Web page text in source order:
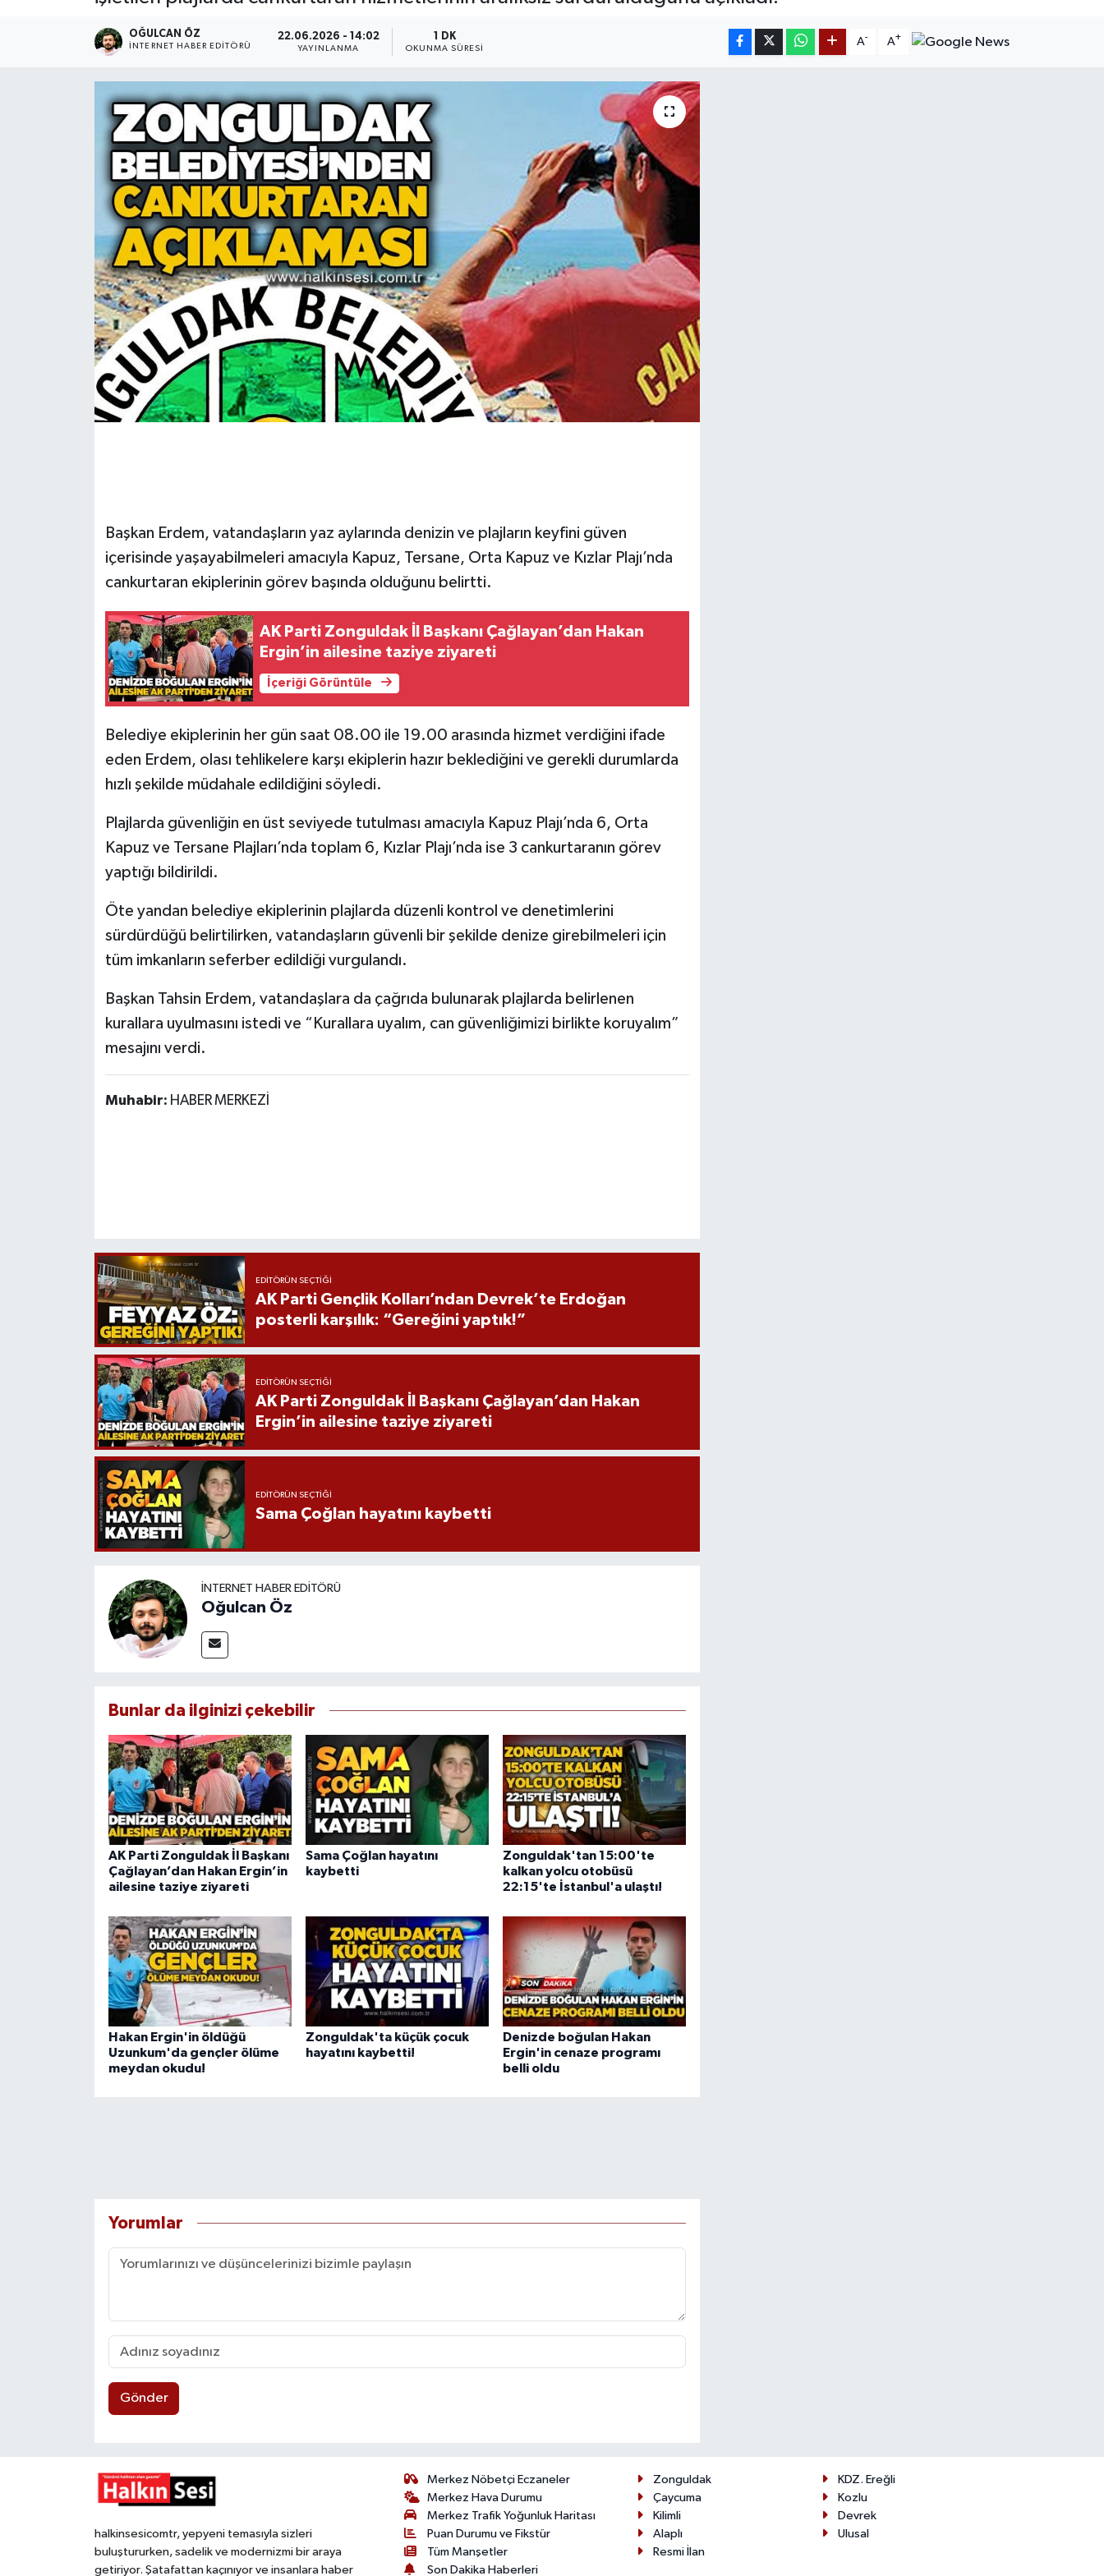
OĞULCAN ÖZ
İNTERNET HABER EDITÖRÜ
22.06.2026 - 14:02
YAYINLANMA
1 DK
OKUNMA SÜRESI
A- A+
Başkan Erdem, vatandaşların yaz aylarında denizin ve plajların keyfini güven
içerisinde yaşayabilmeleri amacıyla Kapuz, Tersane, Orta Kapuz ve Kızlar Plajı’nda
cankurtaran ekiplerinin görev başında olduğunu belirtti.
AK Parti Zonguldak İl Başkanı Çağlayan’dan Hakan
Ergin’in ailesine taziye ziyareti
İçeriği Görüntüle
Belediye ekiplerinin her gün saat 08.00 ile 19.00 arasında hizmet verdiğini ifade
eden Erdem, olası tehlikelere karşı ekiplerin hazır beklediğini ve gerekli durumlarda
hızlı şekilde müdahale edildiğini söyledi.
Plajlarda güvenliğin en üst seviyede tutulması amacıyla Kapuz Plajı’nda 6, Orta
Kapuz ve Tersane Plajları’nda toplam 6, Kızlar Plajı’nda ise 3 cankurtaranın görev
yaptığı bildirildi.
Öte yandan belediye ekiplerinin plajlarda düzenli kontrol ve denetimlerini
sürdürdüğü belirtilirken, vatandaşların güvenli bir şekilde denize girebilmeleri için
tüm imkanların seferber edildiği vurgulandı.
Başkan Tahsin Erdem, vatandaşlara da çağrıda bulunarak plajlarda belirlenen
kurallara uyulmasını istedi ve “Kurallara uyalım, can güvenliğimizi birlikte koruyalım”
mesajını verdi.
Muhabir: HABER MERKEZİ
EDITÖRÜN SEÇTIĞI
AK Parti Gençlik Kolları’ndan Devrek’te Erdoğan
posterli karşılık: “Gereğini yaptık!”
EDITÖRÜN SEÇTIĞI
AK Parti Zonguldak İl Başkanı Çağlayan’dan Hakan
Ergin’in ailesine taziye ziyareti
EDITÖRÜN SEÇTIĞI
Sama Çoğlan hayatını kaybetti
İNTERNET HABER EDITÖRÜ
Oğulcan Öz
Bunlar da ilginizi çekebilir
AK Parti Zonguldak İl Başkanı
Çağlayan’dan Hakan Ergin’in
ailesine taziye ziyareti
Sama Çoğlan hayatını
kaybetti
Zonguldak'tan 15:00'te
kalkan yolcu otobüsü
22:15'te İstanbul'a ulaştı!
Hakan Ergin'in öldüğü
Uzunkum'da gençler ölüme
meydan okudu!
Zonguldak'ta küçük çocuk
hayatını kaybetti!
Denizde boğulan Hakan
Ergin'in cenaze programı
belli oldu
Yorumlar
Gönder
halkinsesicomtr, yepyeni temasıyla sizleri
buluştururken, sadelik ve modernizmi bir araya
getiriyor. Şatafattan kaçınıyor ve insanlara haber
Merkez Nöbetçi Eczaneler
Merkez Hava Durumu
Merkez Trafik Yoğunluk Haritası
Puan Durumu ve Fikstür
Tüm Manşetler
Son Dakika Haberleri
Zonguldak
KDZ. Ereğli
Çaycuma
Kozlu
Kilimli
Devrek
Alaplı
Ulusal
Resmi İlan
BİLİM VE TEKNOLOJİ
Ekonomi
Gökçebey
Kültür - Sanat
MAGAZİN
Resmi İlan